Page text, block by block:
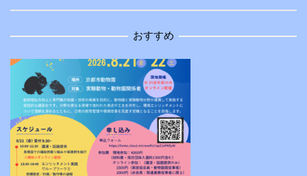
ー
シ
ョ
ン
おすすめ